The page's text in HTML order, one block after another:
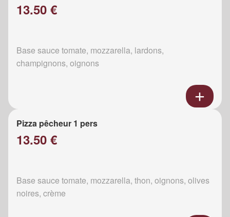
13.50 €
Base sauce tomate, mozzarella, lardons,
champignons, oignons
Pizza pêcheur 1 pers
13.50 €
Base sauce tomate, mozzarella, thon, oignons, olives
noires, crème